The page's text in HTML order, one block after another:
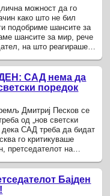
можност да го
како што не бил
подобриме шансите за
шансите за мир, рече
на што реагираше
САД нема да
поредок
Дмитриј Песков се
од „нов светски
дека САД треба да бидат
го критикуваше
претседателот на
Бајден